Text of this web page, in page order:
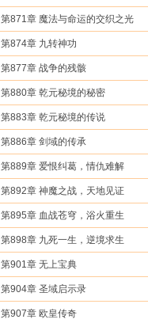
第871章 魔法与命运的交织之光
第874章 九转神功
第877章 战争的残骸
第880章 乾元秘境的秘密
第883章 乾元秘境的传说
第886章 剑域的传承
第889章 爱恨纠葛，情仇难解
第892章 神魔之战，天地见证
第895章 血战苍穹，浴火重生
第898章 九死一生，逆境求生
第901章 无上宝典
第904章 圣域启示录
第907章 欧皇传奇